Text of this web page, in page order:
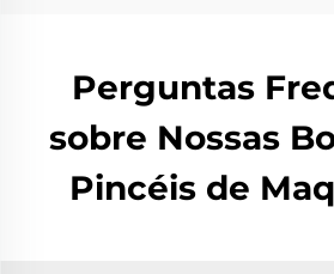
Perguntas
sobre Nossas
Pincéis de